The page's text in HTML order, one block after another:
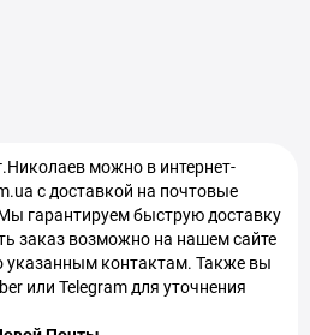
мостика в Николаев
можно в интернет-
с доставкой на почтовые
гарантируем быструю доставку
заказ возможно на нашем сайте
указанным контактам. Также вы
или Telegram для уточнения